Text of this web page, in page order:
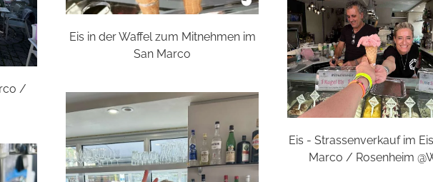
/
Eis in der Waffel zum Mitnehmen im
San Marco
Eis - Strassenverkauf im
Marco / Rosenheim